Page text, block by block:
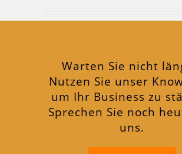
Warten Sie nicht
Nutzen Sie unser
um Ihr Business zu
Sprechen Sie noch
uns.